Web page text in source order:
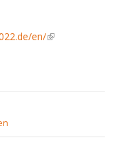
en/(link is external)